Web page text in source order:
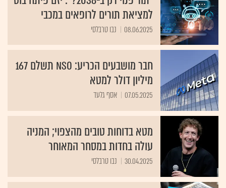
למציאת תורים לרופאים במכבי
08.06.2025 נבו טרבלסי
חבר מושבעים הכריע: NSO תשלם 167
מיליון דולר למטא
07.05.2025 אסף גלעד
מטא בדוחות טובים מהצפוי; המניה
עולה בחדות במסחר המאוחר
30.04.2025 נבו טרבלסי